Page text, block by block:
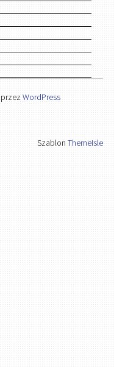
WordPress
SzablonThemeIsle